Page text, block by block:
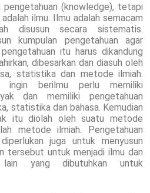
pengetahuan (knowledge), tetapi
ilmu. Ilmu adalah semacam
disusun secara sistematis.
kumpulan pengetahuan agar
itu harus dikandung
dibesarkan dan diasuh oleh
statistika dan metode ilmiah.
ingin berilmu perlu memiliki
dan memiliki pengetahuan
statistika dan bahasa. Kemudian
itu diolah oleh suatu metode
metode ilmiah. Pengetahuan
juga untuk menyusun
tersebut untuk menjadi ilmu dan
lain yang dibutuhkan untuk